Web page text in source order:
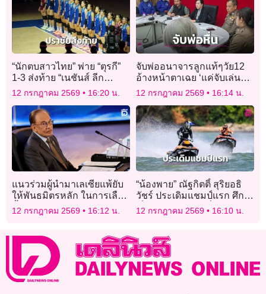
“นักตบสาวไทย” พ่าย “ตุรกี”
1-3 ส่งท้าย “เนชันส์ ลีก
2026” พร้อมลุยต่อ “ศึก SEA
V CUP 2026”
12 กรกฎาคม 2569 16:20 น.
จับพ่ออนาจารลูกแท้ๆวัย12
อ้างหน้าตาเฉย ‘แค่จับเล่นๆ’
สวนผลแพทย์รอยฉีกขาดชัด
12 กรกฎาคม 2569 16:14 น.
แนวร่วมผู้นำมาเลเซียแพ้ยับ
ให้พันธมิตรหลัก ในการเลือก
ตั้งรัฐยะโฮร์
12 กรกฎาคม 2569 16:12 น.
“น้องพาย” ณัฐกิตติ์ สุริยอธิ
วัชร์ ประเดิมแชมป์แรก ศึก
เจ็ตสกีโลก 2026 ที่บัลแกเรีย
ให้ทัพเจ็ตสกีไทย
12 กรกฎาคม 2569 16:10 น.